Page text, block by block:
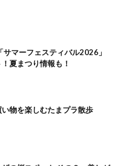
マーフェスティバル2026」
夏まつり情報も！
物を楽しむたまプラ散歩